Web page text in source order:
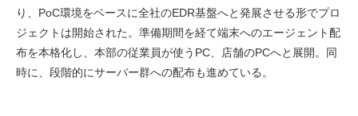
り、PoC環境をベースに全社のEDR基盤へと発展させる形でプロ
ジェクトは開始された。準備期間を経て端末へのエージェント配
布を本格化し、本部の従業員が使うPC、店舗のPCへと展開。同
時に、段階的にサーバー群への配布も進めている。